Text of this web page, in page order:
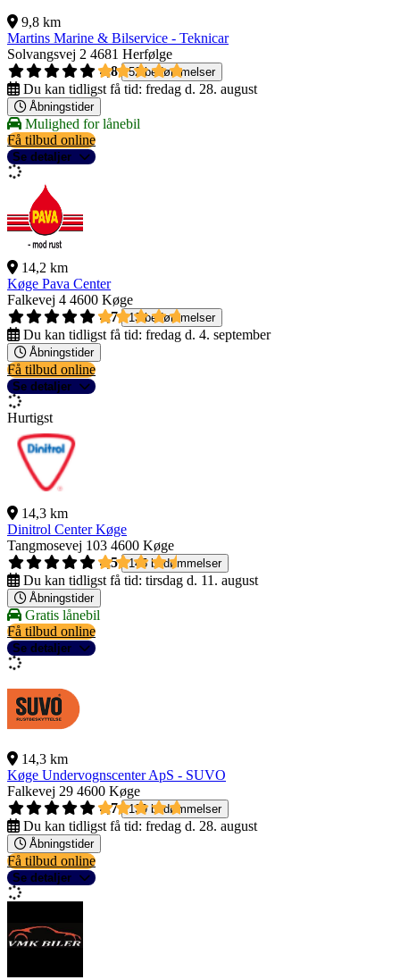
9,8 km
Martins Marine & Bilservice - Teknicar
Solvangsvej 2 4681 Herfølge
4,8
52 bedømmelser
Du kan tidligst få tid: fredag d. 28. august
Åbningstider
Mulighed for lånebil
Få tilbud online
Se detaljer
14,2 km
Køge Pava Center
Falkevej 4 4600 Køge
4,7
13 bedømmelser
Du kan tidligst få tid: fredag d. 4. september
Åbningstider
Få tilbud online
Se detaljer
Hurtigst
14,3 km
Dinitrol Center Køge
Tangmosevej 103 4600 Køge
4,5
145 bedømmelser
Du kan tidligst få tid: tirsdag d. 11. august
Åbningstider
Gratis lånebil
Få tilbud online
Se detaljer
14,3 km
Køge Undervognscenter ApS - SUVO
Falkevej 29 4600 Køge
4,7
139 bedømmelser
Du kan tidligst få tid: fredag d. 28. august
Åbningstider
Få tilbud online
Se detaljer